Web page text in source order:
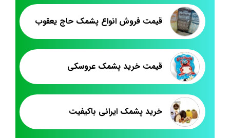
قیمت فروش انواع پشمک حاج یعقوب
قیمت خرید پشمک عروسکی
خرید پشمک ایرانی باکیفیت